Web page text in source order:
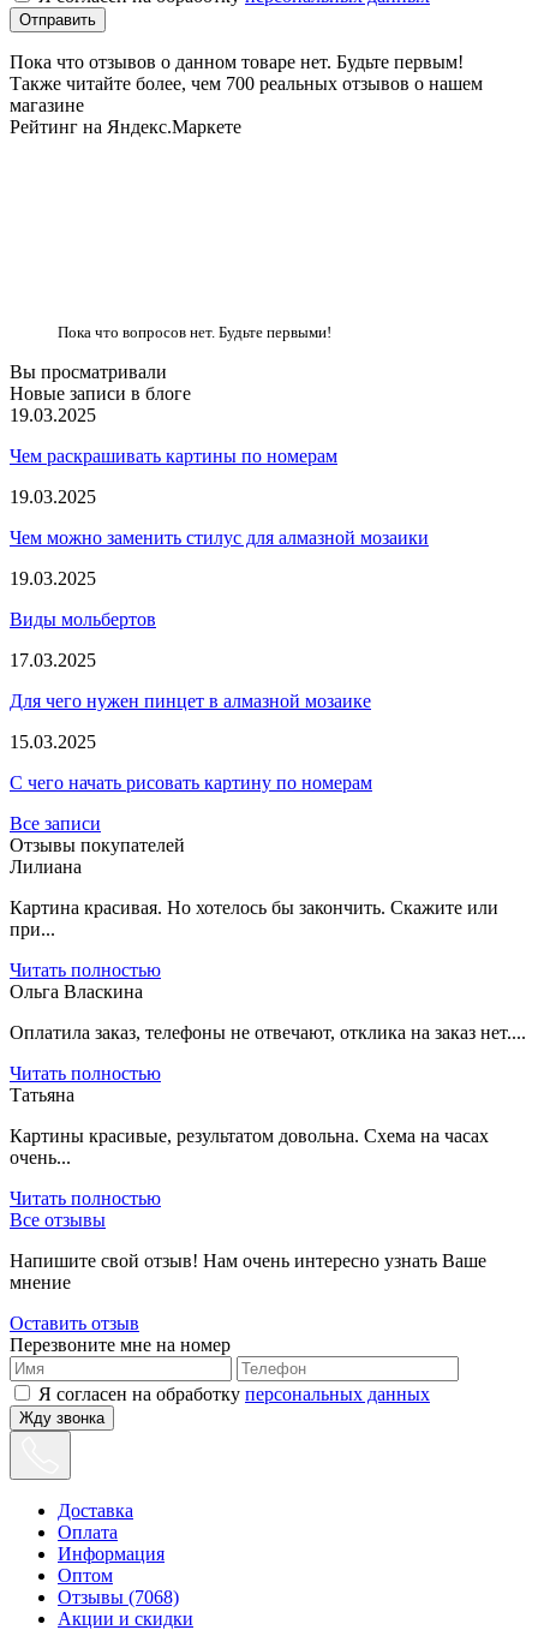
Пока что отзывов о данном товаре нет. Будьте первым!
Также читайте более, чем 700 реальных отзывов о нашем
магазине
Рейтинг на Яндекс.Маркете
Пока что вопросов нет. Будьте первыми!
Вы просматривали
Новые записи в блоге
19.03.2025
Чем раскрашивать картины по номерам
19.03.2025
Чем можно заменить стилус для алмазной мозаики
19.03.2025
Виды мольбертов
17.03.2025
Для чего нужен пинцет в алмазной мозаике
15.03.2025
С чего начать рисовать картину по номерам
Все записи
Отзывы покупателей
Лилиана
Картина красивая. Но хотелось бы закончить. Скажите или
при...
Читать полностью
Ольга Власкина
Оплатила заказ, телефоны не отвечают, отклика на заказ нет....
Читать полностью
Татьяна
Картины красивые, результатом довольна. Схема на часах
очень...
Читать полностью
Все отзывы
Напишите свой отзыв! Нам очень интересно узнать Ваше
мнение
Оставить отзыв
Перезвоните мне на номер
Я согласен на обработку персональных данных
Жду звонка
Доставка
Оплата
Информация
Оптом
Отзывы (7068)
Акции и скидки